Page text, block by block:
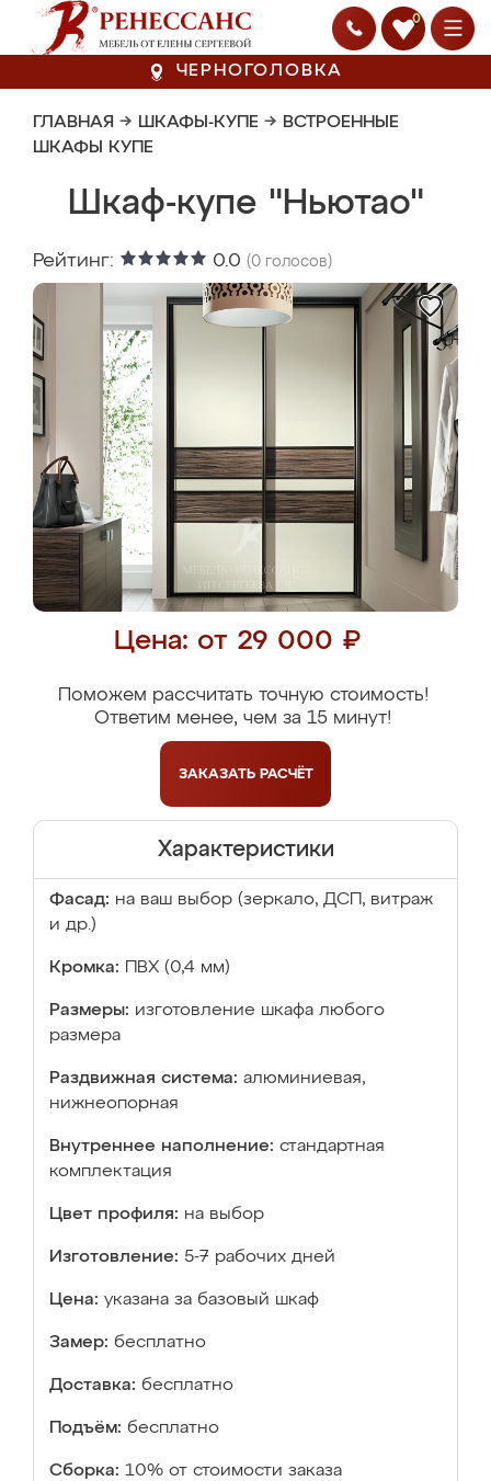
0
ЧЕРНОГОЛОВКА
ГЛАВНАЯ → ШКАФЫ-КУПЕ → ВСТРОЕННЫЕ
ШКАФЫ КУПЕ
Шкаф-купе "Ньютао"
Рейтинг: 0.0 (0 голосов)
Цена: от 29 000 ₽
Поможем рассчитать точную стоимость!
Ответим менее, чем за 15 минут!
ЗАКАЗАТЬ РАСЧЁТ
Характеристики
Фасад: на ваш выбор (зеркало, ДСП, витраж
и др.)
Кромка: ПВХ (0,4 мм)
Размеры: изготовление шкафа любого
размера
Раздвижная система: алюминиевая,
нижнеопорная
Внутреннее наполнение: стандартная
комплектация
Цвет профиля: на выбор
Изготовление: 5-7 рабочих дней
Цена: указана за базовый шкаф
Замер: бесплатно
Доставка: бесплатно
Подъём: бесплатно
Сборка: 10% от стоимости заказа